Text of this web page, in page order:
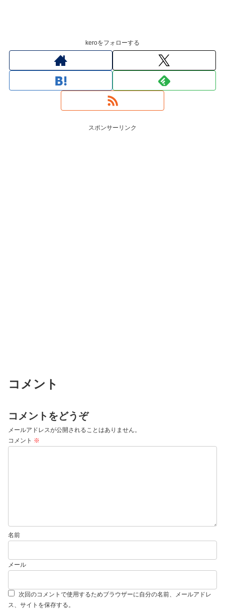
keroをフォローする
スポンサーリンク
コメント
コメントをどうぞ
メールアドレスが公開されることはありません。
コメント ※
名前
メール
次回のコメントで使用するためブラウザーに自分の名前、メールアドレ
ス、サイトを保存する。